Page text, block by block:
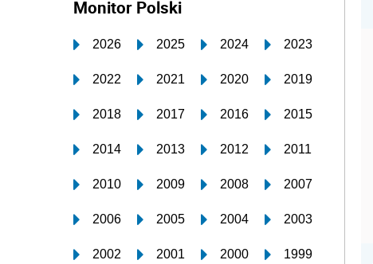
Monitor Polski
2026 2025 2024 2023
2022 2021 2020 2019
2018 2017 2016 2015
2014 2013 2012 2011
2010 2009 2008 2007
2006 2005 2004 2003
2002 2001 2000 1999